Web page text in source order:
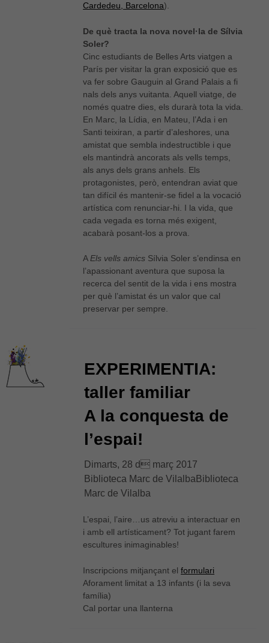
Cardedeu, Barcelona).
De què tracta la nova novel·la de Sílvia
Soler?
Cinc estudiants de Belles Arts viatgen a
París per visitar la gran exposició que es
va fer sobre Gauguin al Grand Palais a fi
nals dels anys vuitanta. Aquell viatge, de
només quatre dies, els durarà tota la vida.
En Marc, la Lídia, en Mateu, l’Ada i en
Santi teixiran, a partir d’aleshores, una
amistat que sembla indestructible i que
els mantindrà ancorats als vells temps,
als anys dels grans anhels. Els
protagonistes, però, entendran aviat que
tan difícil és mantenir-se fidel a la vocació
artística com renunciar-hi. I la vida, que
cada vegada es torna més exigent,
acabarà posant-los a prova.
AEls vells amics Sílvia Soler s’endinsa en
l’apassionant aventura que suposa la
recerca del sentit de la vida i ens mostra
per què l’amistat és un valor que cal
preservar per sempre.
EXPERIMENTIA:
taller familiar
A la conquesta de
l’espai!
Dimarts, 28 d març 2017
Biblioteca Marc de VilalbaBiblioteca
Marc de Vilalba
L’espai, l’aire…us atreviu a interactuar en
i amb ell artísticament? Tot jugant farem
escultures inimaginables!
Inscripcions mitjançant elformulari
Aforament limitat a 13 infants (i la seva
família)
Cal portar una llanterna